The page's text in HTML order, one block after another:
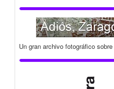
Un gran archivo fotográfico